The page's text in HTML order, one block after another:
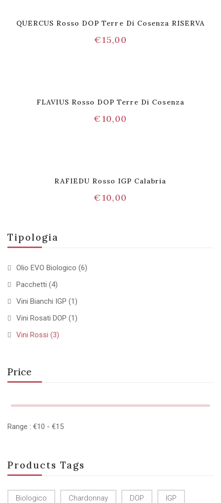
Tipologia
Olio EVO Biologico (6)
Pacchetti (4)
Vini Bianchi IGP (1)
Vini Rosati DOP (1)
Vini Rossi (3)
Price
Range : €10 - €15
Products Tags
Biologico Chardonnay DOP IGP
QUERCUS Rosso DOP Terre Di Cosenza RISERVA
€15,00
FLAVIUS Rosso DOP Terre Di Cosenza
€10,00
RAFIEDU Rosso IGP Calabria
€10,00